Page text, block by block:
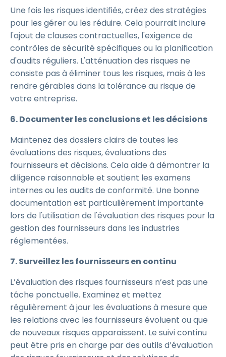
Une fois les risques identifiés, créez des stratégies
pour les gérer ou les réduire. Cela pourrait inclure
l'ajout de clauses contractuelles, l'exigence de
contrôles de sécurité spécifiques ou la planification
d'audits réguliers. L'atténuation des risques ne
consiste pas à éliminer tous les risques, mais à les
rendre gérables dans la tolérance au risque de
votre entreprise.
6. Documenter les conclusions et les décisions
Maintenez des dossiers clairs de toutes les
évaluations des risques, évaluations des
fournisseurs et décisions. Cela aide à démontrer la
diligence raisonnable et soutient les examens
internes ou les audits de conformité. Une bonne
documentation est particulièrement importante
lors de l'utilisation de l'évaluation des risques pour la
gestion des fournisseurs dans les industries
réglementées.
7. Surveillez les fournisseurs en continu
L’évaluation des risques fournisseurs n’est pas une
tâche ponctuelle. Examinez et mettez
régulièrement à jour les évaluations à mesure que
les relations avec les fournisseurs évoluent ou que
de nouveaux risques apparaissent. Le suivi continu
peut être pris en charge par des outils d’évaluation